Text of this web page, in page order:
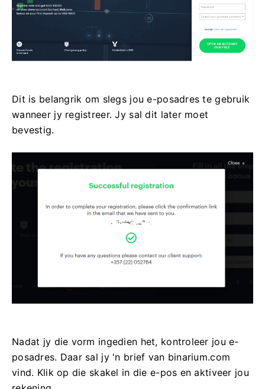
Dit is belangrik om slegs jou e-posadres te gebruik
wanneer jy registreer. Jy sal dit later moet
bevestig.
Nadat jy die vorm ingedien het, kontroleer jou e-
posadres. Daar sal jy 'n brief van binarium.com
vind. Klik op die skakel in die e-pos en aktiveer jou